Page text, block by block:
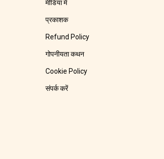
मीडिया में
प्रकाशक
Refund Policy
गोपनीयता कथन
Cookie Policy
संपर्क करें